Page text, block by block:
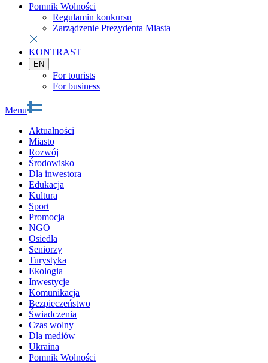
Pomnik Wolności
Regulamin konkursu
Zarządzenie Prezydenta Miasta
KONTRAST
EN
For tourists
For business
Menu
Aktualności
Miasto
Rozwój
Środowisko
Dla inwestora
Edukacja
Kultura
Sport
Promocja
NGO
Osiedla
Seniorzy
Turystyka
Ekologia
Inwestycje
Komunikacja
Bezpieczeństwo
Świadczenia
Czas wolny
Dla mediów
Ukraina
Pomnik Wolności